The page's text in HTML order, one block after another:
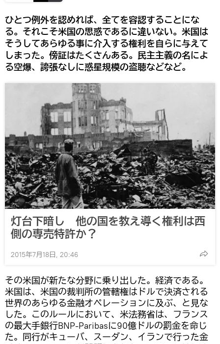
ひとつ例外を認めれば、全てを容認することにな
る。それこそ米国の思惑であるに違いない。米国は
そうしてあらゆる事に介入する権利を自らに与えて
しまった。傍証はたくさんある。民主主義の名によ
る空爆、誇張なしに惑星規模の盗聴などなど。
灯台下暗し 他の国を教え導く権利は西
側の専売特許か？
2015年7月18日, 20:46
その米国が新たな分野に乗り出した。経済である。
米国は、米国の裁判所の管轄権はドルで決済される
世界のあらゆる金融オペレーションに及ぶ、と見な
した。このルールにおいて、米法務省は、フランス
の最大手銀行BNP-Paribasに90億ドルの罰金を命じ
た。同行がキューバ、スーダン、イランで行った金